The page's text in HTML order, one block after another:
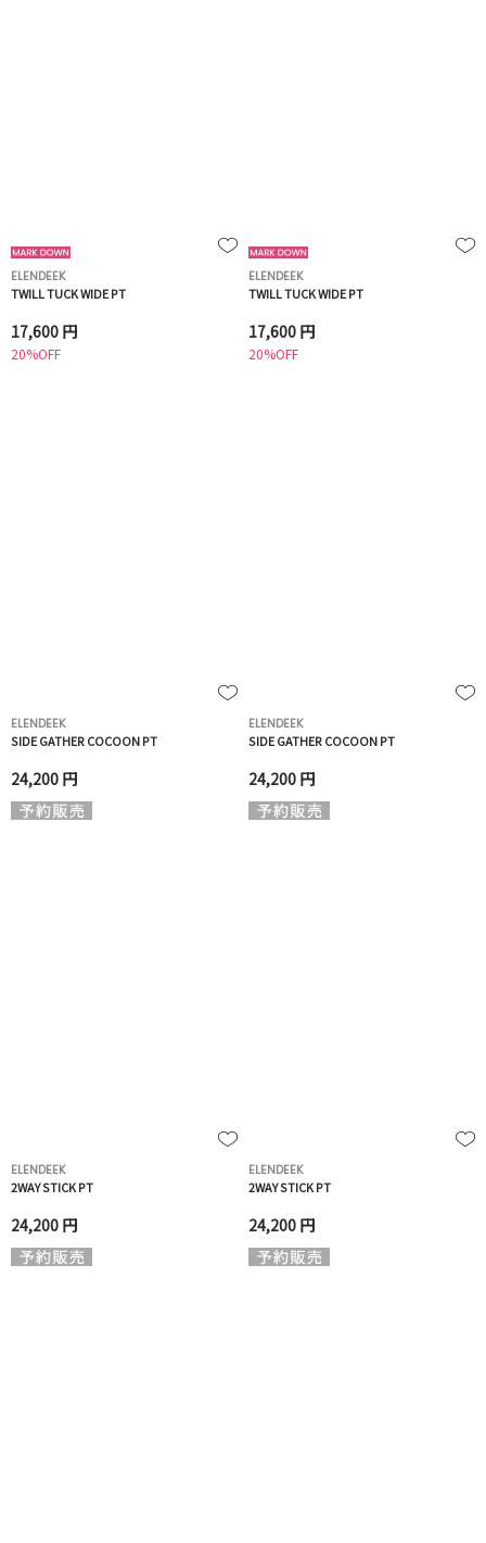
ELENDEEK
TWILL TUCK WIDE PT
17,600 円
20%OFF
ELENDEEK
TWILL TUCK WIDE PT
17,600 円
20%OFF
ELENDEEK
SIDE GATHER COCOON PT
24,200 円
ELENDEEK
SIDE GATHER COCOON PT
24,200 円
ELENDEEK
2WAY STICK PT
24,200 円
ELENDEEK
2WAY STICK PT
24,200 円